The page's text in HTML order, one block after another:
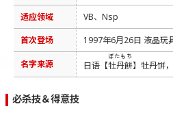
适应领域
VB、Nsp
首次登场
1997年6月26日 液晶玩
名字来源 日语【牡丹餅
ぼたもち
】牡丹饼
必杀技＆得意技